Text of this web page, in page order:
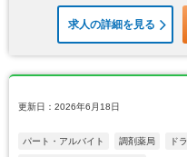
求人の詳細を見る
更新日：2026年6月18日
パート・アルバイト 調剤薬局 ド